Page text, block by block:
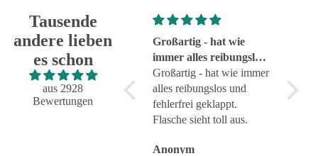
Tausende
andere lieben
es schon
aus 2928
Bewertungen
Super!
Super!
Großartig - hat wie
immer alles reibungslos
und fehlerfrei geklappt
Großartig - hat wie immer
alles reibungslos und
fehlerfrei geklappt.
Flasche sieht toll aus.
Anonym